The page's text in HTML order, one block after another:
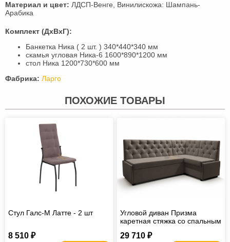
Материал и цвет: ЛДСП-Венге, Винилискожа: Шампань-
Арабика
Комплект (ДхВхГ):
Банкетка Ника ( 2 шт. ) 340*440*340 мм
скамья угловая Ника-6 1600*890*1200 мм
стол Ника 1200*730*600 мм
Фабрика: Ларго
ПОХОЖИЕ ТОВАРЫ
Стул Галс-М Латте - 2 шт
8 510 ₽
Угловой диван Призма
каретная стяжка со спальным
29 710 ₽